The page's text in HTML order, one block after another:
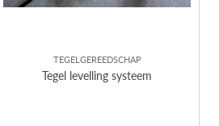
TEGELGEREEDSCHAP
Tegel levelling systeem